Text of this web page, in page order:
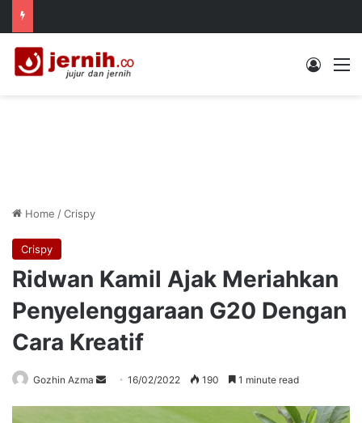
Log In
Home /Crispy
Crispy
Ridwan Kamil Ajak Meriahkan
Penyelenggaraan G20 Dengan
Cara Kreatif
Gozhin Azma
Send16/02/2022 190 1 minute read